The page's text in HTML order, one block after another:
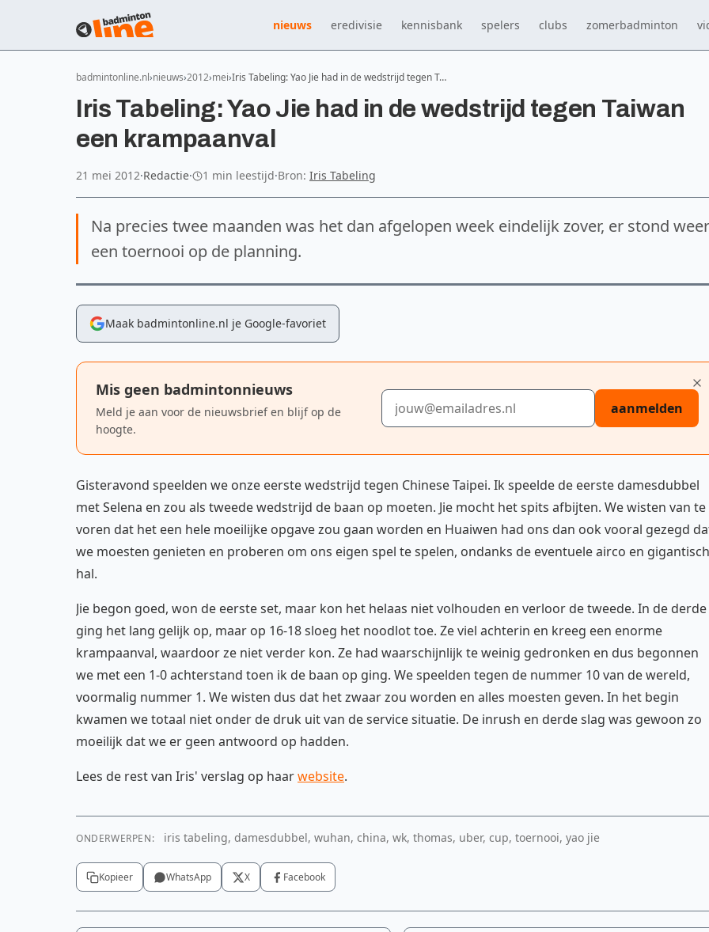
nieuws eredivisie kennisbank spelers clubs zomerbadminton
badmintonline.nl nieuws 2012 mei Iris Tabeling: Yao Jie had in de wedstrijd tegen T…
Iris Tabeling: Yao Jie had in de wedstrijd tegen Taiwan
een krampaanval
21 mei 2012·Redactie· 1 min leestijd·Bron: Iris Tabeling
Na precies twee maanden was het dan afgelopen week eindelijk zover, er stond weer
een toernooi op de planning.
Maak badmintonline.nl je Google-favoriet
Mis geen badmintonnieuws
Meld je aan voor de nieuwsbrief en blijf op de
hoogte.
E-mailadres
aanmelden
Gisteravond speelden we onze eerste wedstrijd tegen Chinese Taipei. Ik speelde de eerste damesdubbel
met Selena en zou als tweede wedstrijd de baan op moeten. Jie mocht het spits afbijten. We wisten van te
voren dat het een hele moeilijke opgave zou gaan worden en Huaiwen had ons dan ook vooral gezegd
we moesten genieten en proberen om ons eigen spel te spelen, ondanks de eventuele airco en
hal.
Jie begon goed, won de eerste set, maar kon het helaas niet volhouden en verloor de tweede. In de derde
ging het lang gelijk op, maar op 16-18 sloeg het noodlot toe. Ze viel achterin en kreeg een enorme
krampaanval, waardoor ze niet verder kon. Ze had waarschijnlijk te weinig gedronken en dus begonnen
we met een 1-0 achterstand toen ik de baan op ging. We speelden tegen de nummer 10 van de wereld,
voormalig nummer 1. We wisten dus dat het zwaar zou worden en alles moesten geven. In het begin
kwamen we totaal niet onder de druk uit van de service situatie. De inrush en derde slag was gewoon zo
moeilijk dat we er geen antwoord op hadden.
Lees de rest van Iris' verslag op haarwebsite.
ONDERWERPEN: iris tabeling, damesdubbel, wuhan, china, wk, thomas, uber, cup, toernooi, yao jie
Kopieer WhatsApp X Facebook